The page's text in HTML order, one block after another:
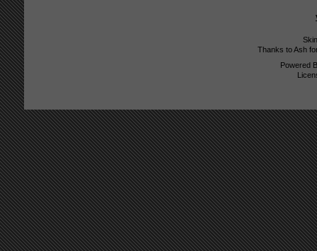
Thanks to Ash
Powered